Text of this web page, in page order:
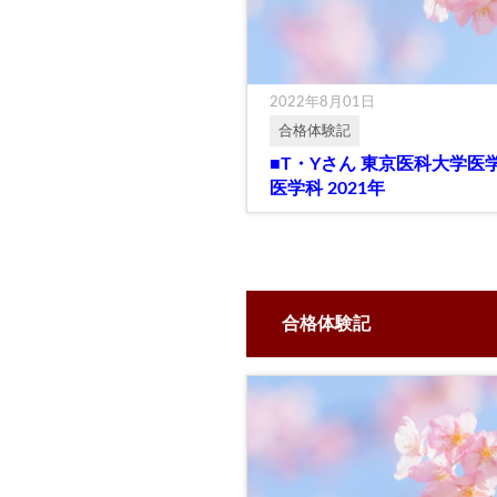
2022年8月01日
合格体験記
■T・Yさん 東京医科大学医
医学科 2021年
合格体験記